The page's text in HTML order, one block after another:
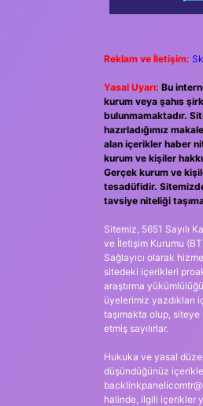
Reklam ve İletişim:
Yasal Uyarı: Bu
kurum veya şahıs
bulunmamaktadır.
hazırladığımız
alan içerikler haber
kurum ve kişiler
Gerçek kurum ve
tesadüfidir.
tavsiye niteliği
Sitemiz, 5651 Sayılı
ve İletişim Kurumu
Sağlayıcı olarak
sitedeki içerikleri
araştırma
üyelerimiz yazdıkları
taşımakta olup,
etmiş sayılırlar.
Hukuka ve yasal
düşündüğünüz
halinde, ilgili içerikler